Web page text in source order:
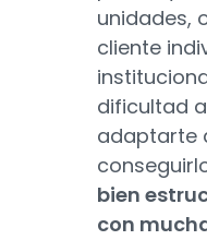
unidades,
cliente
dificultad
adaptarte
bien
con